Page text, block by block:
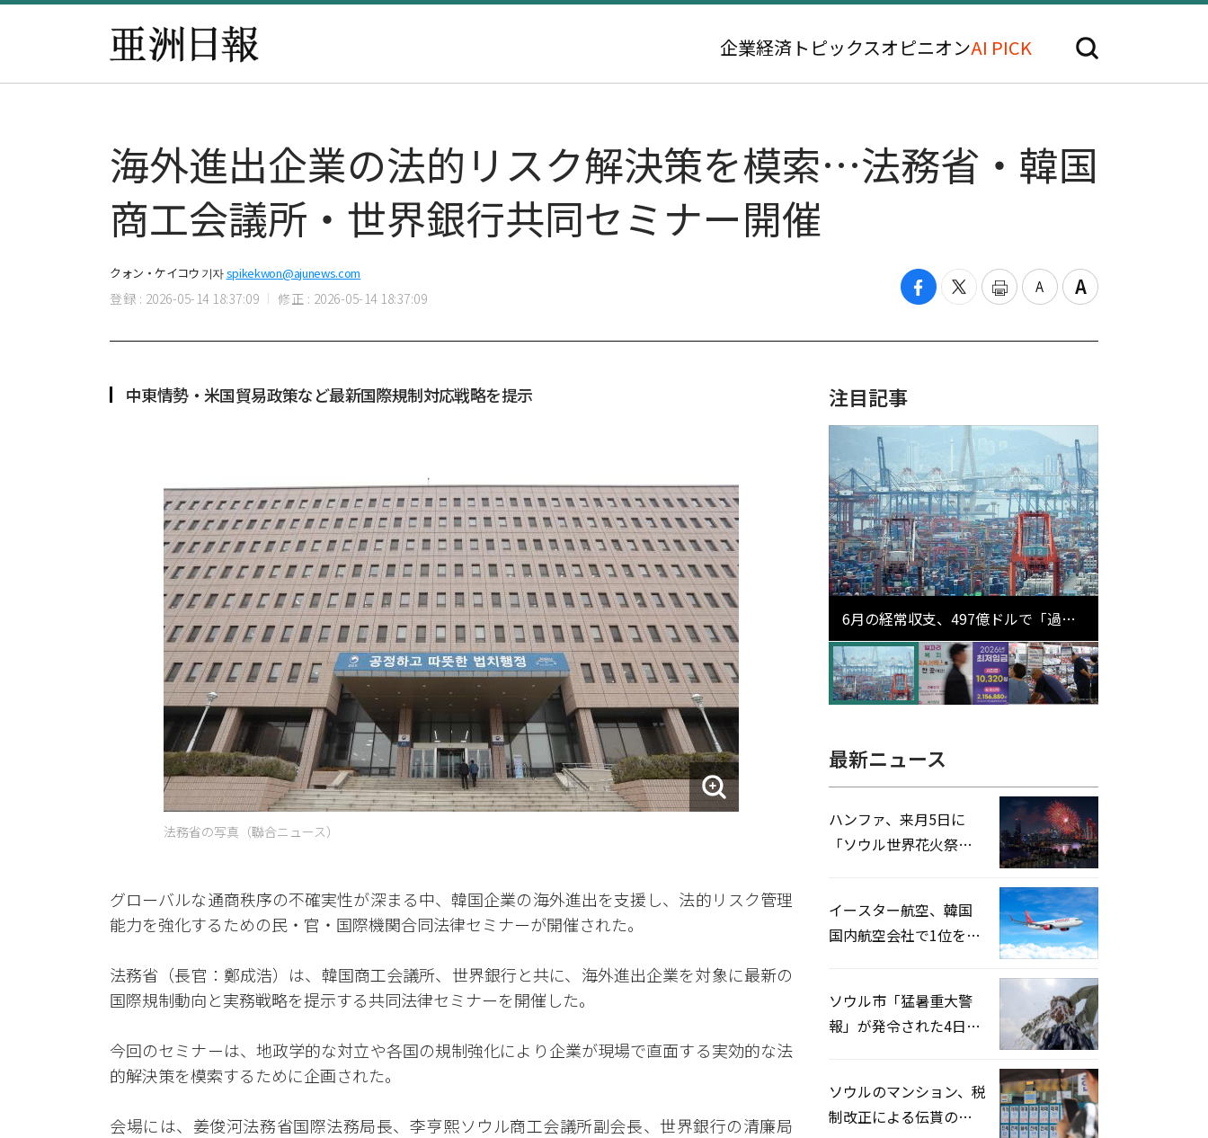
企業経済 トピックスオピニオンAI PICK
海外進出企業の法的リスク解決策を模索…法務省・韓国
商工会議所・世界銀行共同セミナー開催
クォン・ケイコウ 기자spikekwon@ajunews.com
登録 : 2026-05-14 18:37:09 修正 : 2026-05-14 18:37:09
中東情勢・米国貿易政策など最新国際規制対応戦略を提示
法務省の写真（聯合ニュース）
グローバルな通商秩序の不確実性が深まる中、韓国企業の海外進出を支援し、法的リスク管理
能力を強化するための民・官・国際機関合同法律セミナーが開催された。
法務省（長官：鄭成浩）は、韓国商工会議所、世界銀行と共に、海外進出企業を対象に最新の
国際規制動向と実務戦略を提示する共同法律セミナーを開催した。
今回のセミナーは、地政学的な対立や各国の規制強化により企業が現場で直面する実効的な法
的解決策を模索するために企画された。
会場には、姜俊河法務省国際法務局長、李亨熙ソウル商工会議所副会長、世界銀行の清廉局
注目記事
6月の経常収支、497億ドルで「過去
最大」…輸出が初の1000億ドル突破
最新ニュース
ハンファ、来月5日に
「ソウル世界花火祭り
イースター航空、韓国
国内航空会社で1位を記
ソウル市「猛暑重大警
報」が発令された4日、
ソウルのマンション、税
制改正による伝貰の月